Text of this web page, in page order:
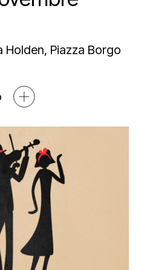
e sponsorship
Holden, Piazza Borgo